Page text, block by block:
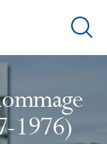
Ouvrir
1976)